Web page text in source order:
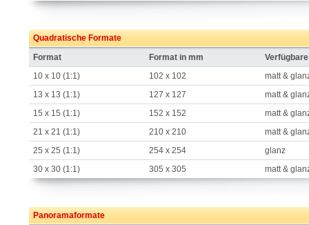
Quadratische Formate
Format
Format in mm
10 x 10 (1:1)
102 x 102
matt &
13 x 13 (1:1)
127 x 127
matt &
15 x 15 (1:1)
152 x 152
matt &
21 x 21 (1:1)
210 x 210
matt &
25 x 25 (1:1)
254 x 254
glanz
30 x 30 (1:1)
305 x 305 matt &
Panoramaformate